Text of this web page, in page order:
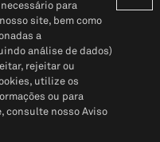
© 2026 S&P Global
para
site, bem como
a
análise de dados)
rejeitar ou
utilize os
ou para
consulte nosso Aviso